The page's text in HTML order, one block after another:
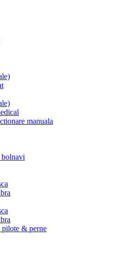
manuala
bolnavi
pilote & perne